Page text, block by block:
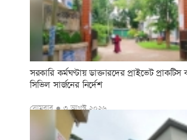
সরকারি কর্মঘণ্টায় ডাক্তারদের প্রাইভেট
সিভিল সার্জনের নির্দেশ
সোমবার ● ৩ আগস্ট ২০২৬